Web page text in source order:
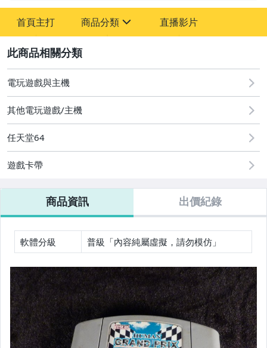
-
首頁主打 商品分類
其它
直播影片
電玩遊戲與主機
其他電玩遊戲/主機
任天堂64
遊戲卡帶
商品資訊 出價紀錄
軟體分級 普級「內容純屬虛擬，請勿模仿」